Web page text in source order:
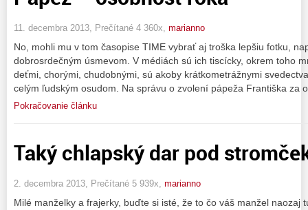
11. decembra 2013, Prečítané 4 360x, marianno
No, mohli mu v tom časopise TIME vybrať aj troška lepšiu fotku,
dobrosrdečným úsmevom. V médiách sú ich tiscícky, okrem toho
deťmi, chorými, chudobnými, sú akoby krátkometrážnymi
celým ľudským osudom. Na správu o zvolení pápeža Františka za
Pokračovanie článku
Taký chlapský dar pod
2. decembra 2013, Prečítané 5 939x, marianno
Milé manželky a frajerky, buďte si isté, že to čo váš manžel naozaj